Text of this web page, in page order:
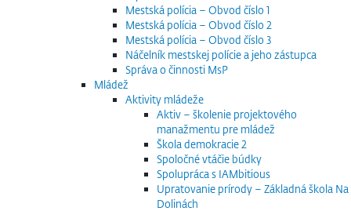
Mestská polícia – Obvod číslo 1
Mestská polícia – Obvod číslo 2
Mestská polícia – Obvod číslo 3
Náčelník mestskej polície a jeho zástupca
Správa o činnosti MsP
Mládež
Aktivity mládeže
Aktiv – školenie projektového
manažmentu pre mládež
Škola demokracie 2
Spoločné vtáčie búdky
Spolupráca s IAMbitious
Upratovanie prírody – Základná škola Na
Dolinách